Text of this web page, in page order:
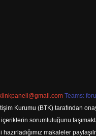
Teams:
Kurumu (BTK) tarafından
sorumluluğunu
makaleler